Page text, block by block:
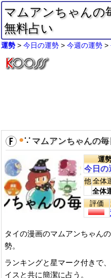
マムアンちゃんの
無料占い
運勢 今日の運勢 今週の運勢
●∵ マムアンちゃんの
運
今日の
他全体
全体
評価
タイの漫画のマムアンちゃん
勢。
ランキングと星マーク付きで
イスと共に簡潔に占う。